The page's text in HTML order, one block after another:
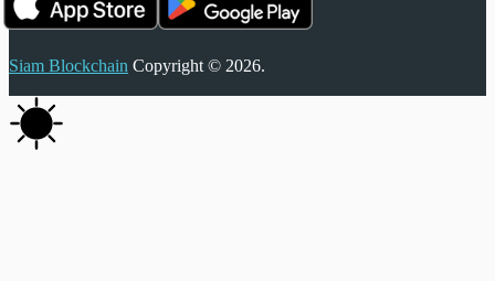
Siam Blockchain Copyright © 2026.